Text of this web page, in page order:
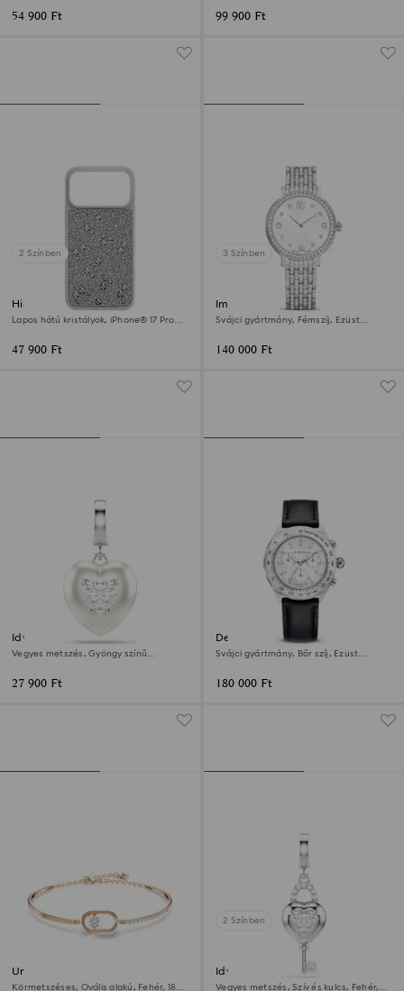
54 900 Ft 99 900 Ft
2 Színben
High okostelefon tok
Lapos hátú kristályok, iPhone® 17 Pro
47 900 Ft
3 Színben
Imber óra
Svájci gyártmány, Fémszíj, Ezüst
140 000 Ft
Idyllia dísz
Vegyes metszés, Gyöngy színű
27 900 Ft
Dextera tachymetre óra
Svájci gyártmány, Bőr szíj, Ezüst
180 000 Ft
Una karkötő
Körmetszéses, Ovális alakú, Fehér, 18
2 Színben
Idyllia dísz
Vegyes metszés, Szív és kulcs, Fehér,